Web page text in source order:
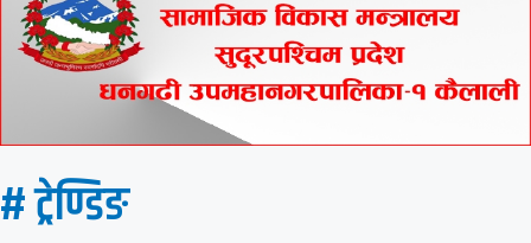
# ट्रेण्डिङ